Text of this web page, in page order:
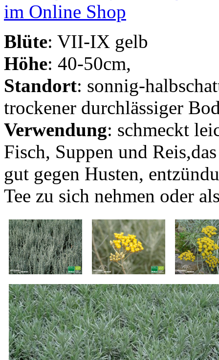
im Online Shop
Blüte: VII-IX gelb
Höhe: 40-50cm,
Standort: sonnig-
trockener durchlässiger
Verwendung: schmeckt
Fisch, Suppen und
gut gegen Husten,
Tee zu sich nehmen oder